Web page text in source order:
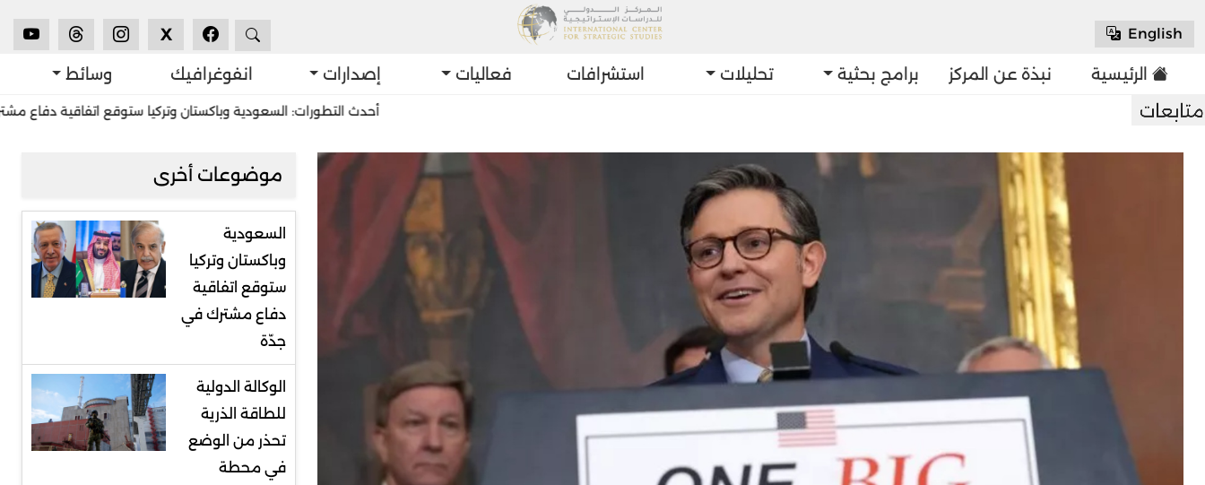
English
X
الرئيسية نبذة عن المركز برامج بحثية تحليلات استشرافات فعاليات إصدارات انفوغرافيك وسائط
أحدث التطورات: السعودية وباكستان وتركيا ستوقع اتفاقية دفاع مشترك في
موضوعات أخرى
السعودية
وباكستان وتركيا
ستوقع اتفاقية
دفاع مشترك في
جدّة
الوكالة الدولية
للطاقة الذرية
تحذر من الوضع
في محطة